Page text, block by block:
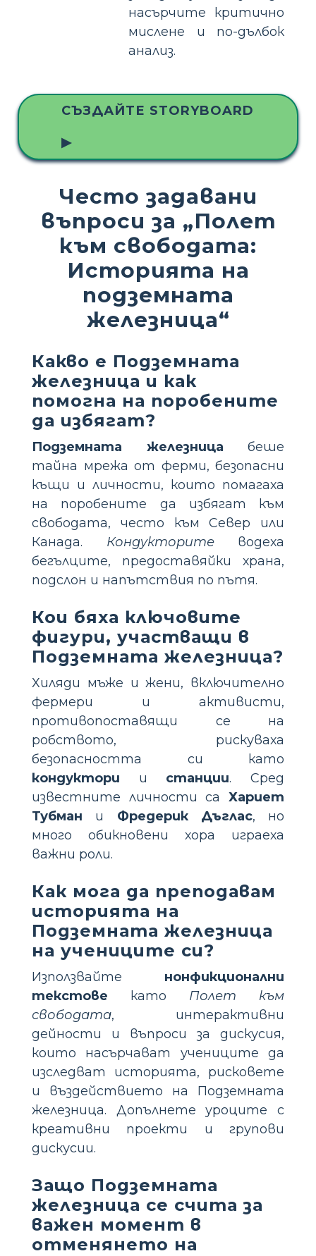
насърчите критично
мислене и по-дълбок
анализ.
СЪЗДАЙТЕ STORYBOARD
▶
Често задавани
въпроси за „Полет
към свободата:
Историята на
подземната
железница“
Какво е Подземната
железница и как
помогна на поробените
да избягат?
Подземната железница беше
тайна мрежа от ферми, безопасни
къщи и личности, които помагаха
на поробените да избягат към
свободата, често към Север или
Канада. Кондукторитеводеха
бегълците, предоставяйки храна,
подслон и напътствия по пътя.
Кои бяха ключовите
фигури, участващи в
Подземната железница?
Хиляди мъже и жени, включително
фермери и активисти,
противопоставящи се на
робството, рискуваха
безопасността си като
кондуктори и станции. Сред
известните личности са Хариет
Тубман и Фредерик Дъглас, но
много обикновени хора играеха
важни роли.
Как мога да преподавам
историята на
Подземната железница
на учениците си?
Използвайте нонфикционални
текстове като Полет към
свободата, интерактивни
дейности и въпроси за дискусия,
които насърчават учениците да
изследват историята, рисковете
и въздействието на Подземната
железница. Допълнете уроците с
креативни проекти и групови
дискусии.
Защо Подземната
железница се счита за
важен момент в
отменянето на